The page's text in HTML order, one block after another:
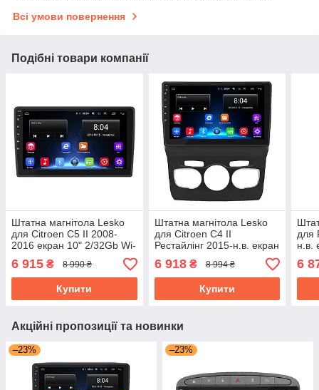
Всі умови повернення
Подібні товари компанії
Штатна магнітола Lesko
для Citroen C5 II 2008-
2016 екран 10" 2/32Gb Wi-
6 915 ₴ 8 990 ₴
Купити
Штатна магнітола Lesko
для Citroen C4 II
Рестайлінг 2015-н.в. екран
GPS Android
6 918₴ 8 994 ₴
Купити
для
н.в.
6
Акційні пропозиції та новинки
–23% –23%